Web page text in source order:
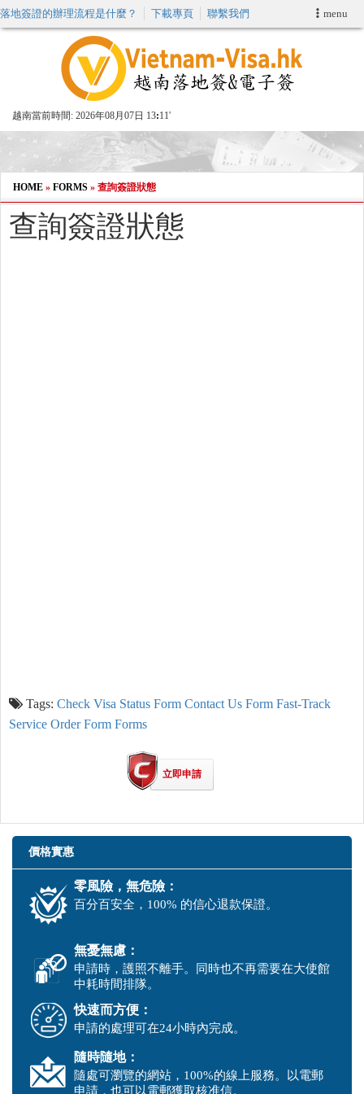
menu
落地簽證的辦理流程是什麼？ 下載專頁 聯繫我們
越南當前時間: 2026年08月07日 13:11'
申請簽證
VIP快速通關服务
週末緊急電子簽證
HOME » FORMS » 查詢簽證狀態
查詢簽證狀態
Tags: Check Visa Status Form Contact Us Form Fast-Track
Service Order Form Forms
立即申請
價格實惠
零風險，無危險：
百分百安全，100% 的信心退款保證。
無憂無慮：
申請時，護照不離手。同時也不再需要在大使館
中耗時間排隊。
快速而方便：
申請的處理可在24小時內完成。
隨時隨地：
隨處可瀏覽的網站，100%的線上服務。以電郵
申請，也可以電郵獲取核准信。